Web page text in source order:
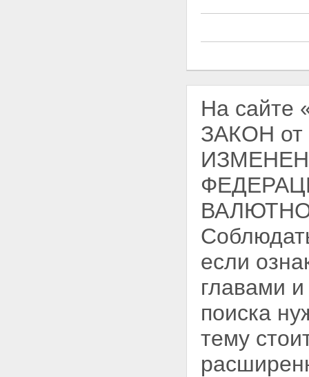
На сайте
ЗАКОН
если
главами
поиска
тему